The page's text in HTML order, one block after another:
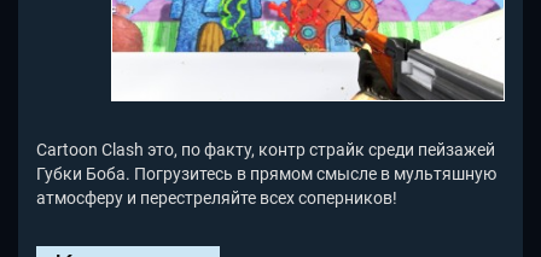
Cartoon Clash это, по факту, контр страйк среди пейзажей
Губки Боба. Погрузитесь в прямом смысле в мультяшную
атмосферу и перестреляйте всех соперников!